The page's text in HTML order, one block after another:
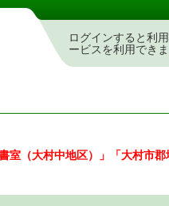
ログインすると利
ービスを利用できま
（大村中地区）」「大村市郡